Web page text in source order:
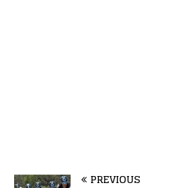
PREVIOUS